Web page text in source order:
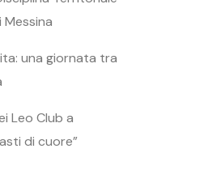
una giornata tra
Leo Club a
di cuore”